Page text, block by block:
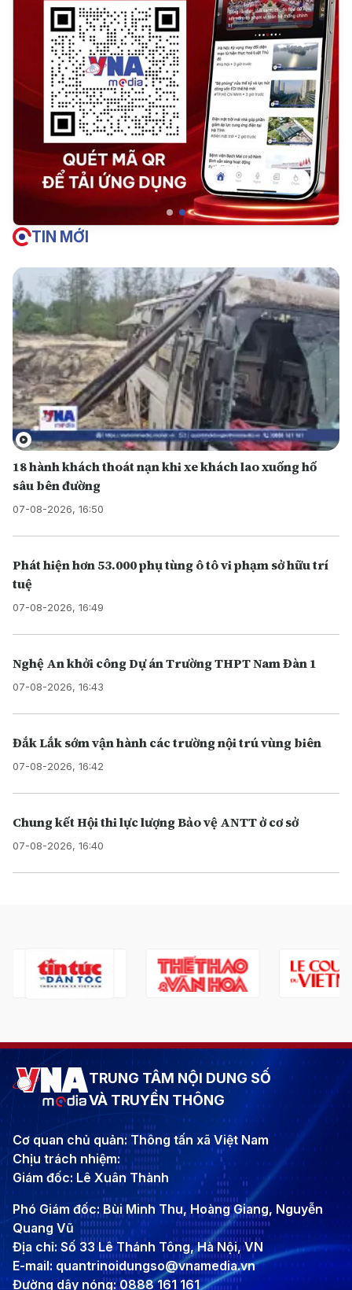
TIN MỚI
18 hành khách thoát nạn khi xe khách lao xuống hố
sâu bên đường
07-08-2026, 16:50
Phát hiện hơn 53.000 phụ tùng ô tô vi phạm sở hữu trí
tuệ
07-08-2026, 16:49
Nghệ An khởi công Dự án Trường THPT Nam Đàn 1
07-08-2026, 16:43
Đắk Lắk sớm vận hành các trường nội trú vùng biên
07-08-2026, 16:42
Chung kết Hội thi lực lượng Bảo vệ ANTT ở cơ sở
07-08-2026, 16:40
TRUNG TÂM NỘI DUNG SỐ
VÀ TRUYỀN THÔNG
Cơ quan chủ quản: Thông tấn xã Việt Nam
Chịu trách nhiệm:
Giám đốc: Lê Xuân Thành
Phó Giám đốc: Bùi Minh Thu, Hoàng Giang, Nguyễn
Quang Vũ
Địa chỉ: Số 33 Lê Thánh Tông, Hà Nội, VN
E-mail: quantrinoidungso@vnamedia.vn
Đường dây nóng: 0888 161 161